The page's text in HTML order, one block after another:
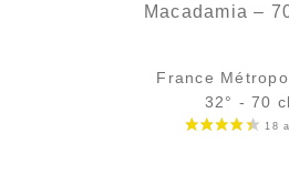
Macadamia –
France
32° - 70 cl